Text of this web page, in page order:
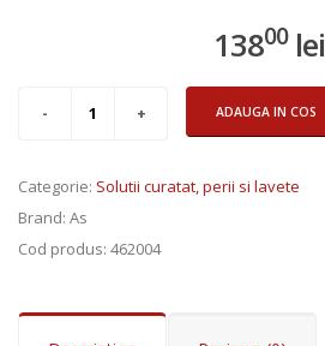
13800lei
ADAUGA IN COS
Categorie: Solutii curatat, perii si lavete
Brand: As
Cod produs: 462004
Add to Cart